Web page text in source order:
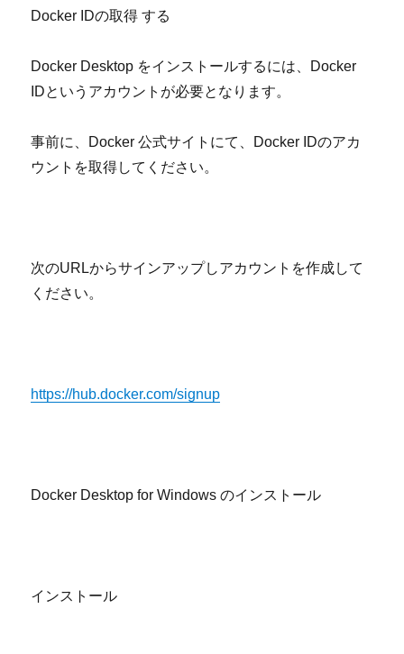
Docker IDの取得 する
Docker Desktop をインストールするには、 Docker
IDというアカウントが必要となります。
事前に、 Docker公式サイトにて、 Docker IDのアカ
ウントを取得してください。
次のURLからサインアップしアカウントを作成して
ください。
https://hub.docker.com/signup
Docker Desktop for Windowsのインストール
インストール